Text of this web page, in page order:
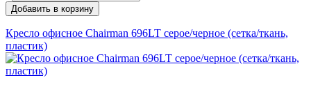
Добавить в корзину
Кресло офисное Chairman 696LT серое/черное (сетка/ткань,
пластик)